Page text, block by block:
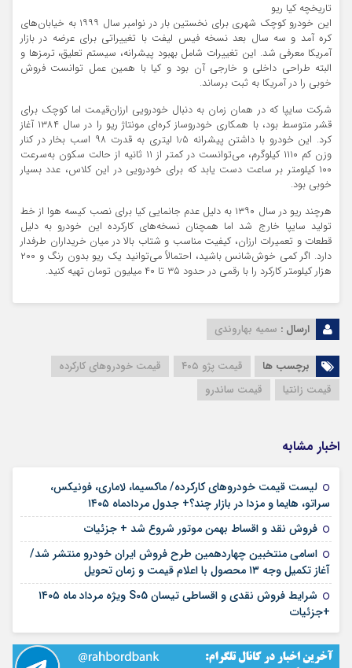
تاریخچه کیا ریو
این خودرو کوچک شهری برای نخستین بار در نوامبر سال ۱۹۹۹ به خیابان‌های
کره آمد و سه سال بعد نسخه فیس لیفت با تغییراتی برای عرضه در بازار
آمریکا معرفی شد. این تغییرات شامل بهبود پیشرانه، سیستم تعلیق، ترمزها و
البته طراحی داخلی و خارجی آن بود و کیا با همین عمل توانست فروش
خوبی را در آمریکا به ثبت برساند.
شرکت سایپا که در همان زمان به دنبال خودرویی ارزان‌قیمت اما کوچک برای
قشر متوسط بود، با همکاری خودروساز کره‌ای مونتاژ ریو را در سال ۱۳۸۴ آغاز
کرد. این خودرو با داشتن پیشرانه ۱٫۵ لیتری به قدرت ۹۸ اسب بخار در کنار
وزن کم ۱۱۱۰ کیلوگرم، می‌توانست در کمتر از ۱۱ ثانیه از حالت سکون به‌سرعت
۱۰۰ کیلومتر بر ساعت دست یابد که برای خودرویی در این کلاس، عدد بسیار
خوبی بود.
هرچند ریو در سال ۱۳۹۰ به دلیل عدم جانمایی کیا برای نصب کیسه هوا از خط
تولید سایپا خارج شد اما همچنان نسخه‌های کارکرده این خودرو به دلیل
قطعات و تعمیرات ارزان، کیفیت مناسب و شتاب بالا در میان خریداران طرفدار
دارد. اگر کمی خوش‌شانس باشید، احتمالاً می‌توانید یک ریو بدون رنگ و ۲۰۰
هزار کیلومتر کارکرد را با رقمی در حدود ۳۵ تا ۴۰ میلیون تومان تهیه کنید.
ارسال : سمیه بهاروندی
برچسب ها قیمت پژو ۴۰۵
قیمت خودروهای کارکرده
قیمت زانتیا
قیمت ساندرو
اخبار مشابه
لیست قیمت خودروهای کارکرده/ ماکسیما، لاماری، فونیکس،
سراتو، هایما و مزدا در بازار چند؟+ جدول مردادماه ۱۴۰۵
فروش نقد و اقساط بهمن موتور شروع شد + جزئیات
اسامی منتخبین چهاردهمین طرح فروش ایران خودرو منتشر شد/
آغاز تکمیل وجه ۱۳ محصول با اعلام قیمت و زمان تحویل
شرایط فروش نقدی و اقساطی تیسان S05 ویژه مرداد ماه ۱۴۰۵
+جزئیات